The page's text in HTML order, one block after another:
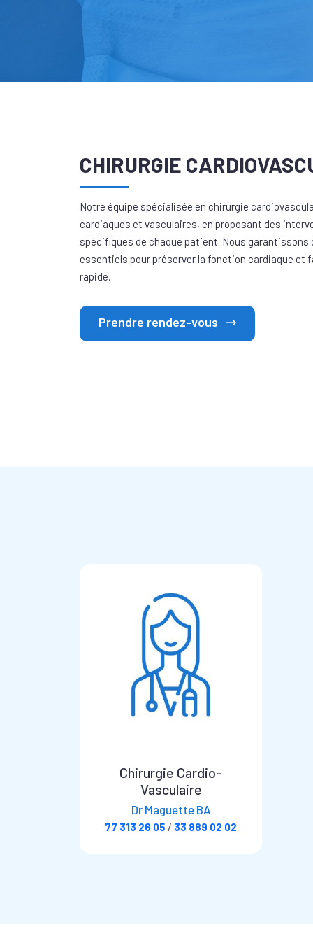
CHIRURGIE
Notre équipe spécialisée en chirurgie
cardiaques et vasculaires, en proposant des
spécifiques de chaque patient. Nous garantissons
essentiels pour préserver la fonction cardiaque et
rapide.
Prendre rendez-vous
Chirurgie Cardio-
Vasculaire
Dr Maguette BA
77 313 26 05 / 33 889 02 02